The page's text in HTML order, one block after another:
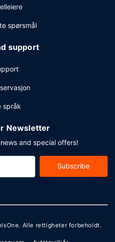
spørsmål
support
språk
Newsletter
and special offers!
Subscribe
. Alle rettigheter forbeholdt.